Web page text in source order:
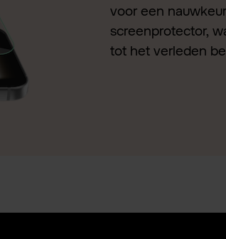
voor een
screenprotector,
tot het verleden